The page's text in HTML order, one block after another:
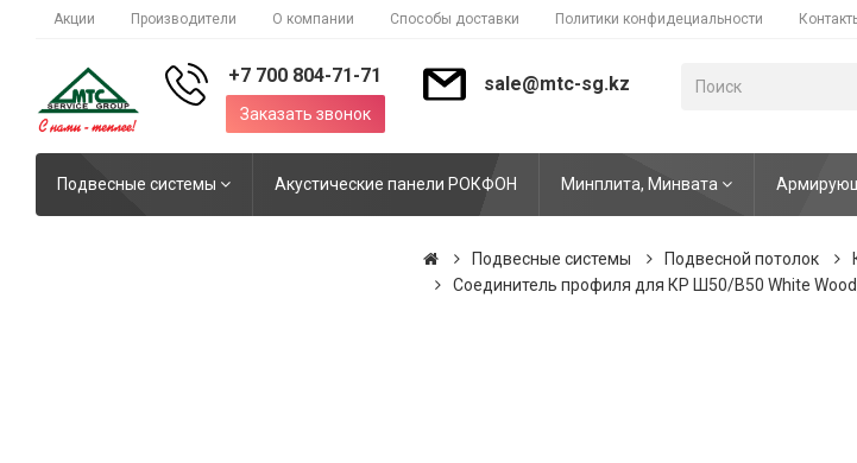
Акции Производители О компании Способы доставки Политики конфидециальности
+7 700 804-71-71
Заказать звонок
sale@mtc-sg.kz
Подвесные системы Акустические панели РОКФОН Минплита, Минвата
Подвесные системы Подвесной потолок
Соединитель профиля для КР Ш50/В50 White